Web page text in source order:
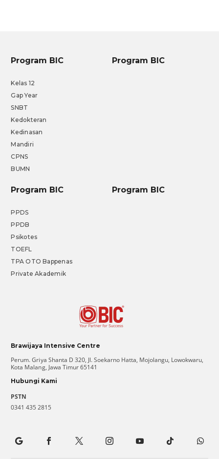
Program BIC
Kelas 12
Gap Year
SNBT
Kedokteran
Kedinasan
Mandiri
CPNS
BUMN
Program BIC
Program BIC
PPDS
PPDB
Psikotes
TOEFL
TPA OTO Bappenas
Private Akademik
Program BIC
Brawijaya Intensive Centre
Perum. Griya Shanta D 320, Jl. Soekarno Hatta, Mojolangu, Lowokwaru,
Kota Malang, Jawa Timur 65141
Hubungi Kami
PSTN
0341 435 2815